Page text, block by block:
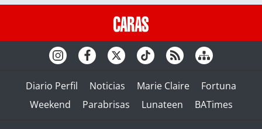
Diario Perfil Noticias Marie Claire
Fortuna
Weekend
Parabrisas Lunateen BATimes